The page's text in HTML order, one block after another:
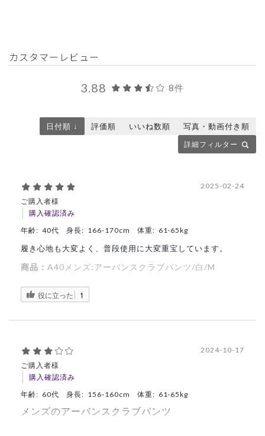
カスタマーレビュー
3.88 8件
詳細フィルター
日付順 ↓ 評価順 いいね数順 写真・動画付き順
ご購入者様
購入確認済み
2025-02-24
年齢: 40代 身長: 166-170cm 体重: 61-65kg
履き心地も大変よく、普段使用に大変重宝しています。
商品： A40メンズ:アーバンスクラブパンツ/白/M
役に立った 1
ご購入者様
購入確認済み
2024-10-17
年齢: 60代 身長: 156-160cm 体重: 61-65kg
メンズのアーバンスクラブパンツ